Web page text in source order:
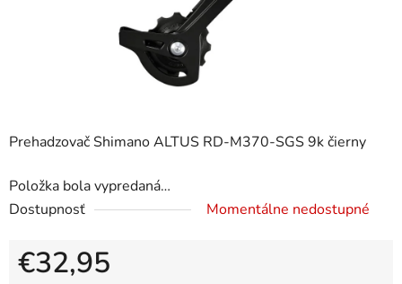
Prehadzovač Shimano ALTUS RD-M370-SGS 9k čierny
Položka bola vypredaná…
Dostupnosť
Momentálne nedostupné
€32,95